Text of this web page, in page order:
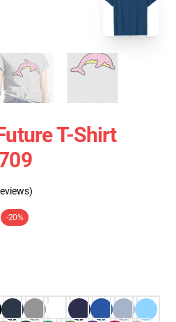
T-Shirt
-20%